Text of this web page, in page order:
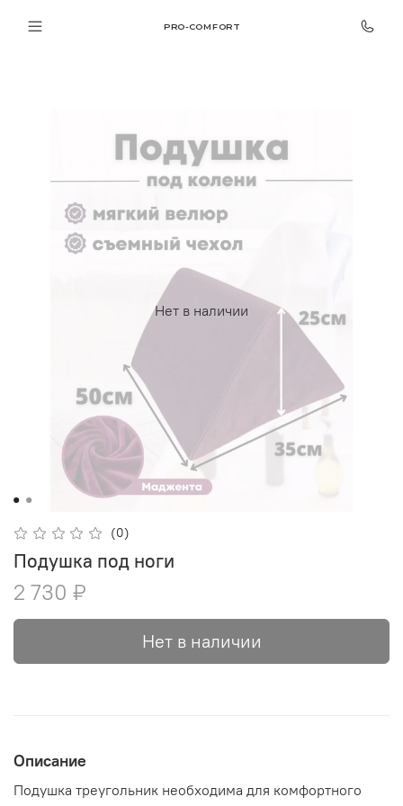
PRO-COMFORT
Нет в наличии
(0)
Подушка под ноги
2 730 ₽
Нет в наличии
Описание
Подушка треугольник необходима для комфортного